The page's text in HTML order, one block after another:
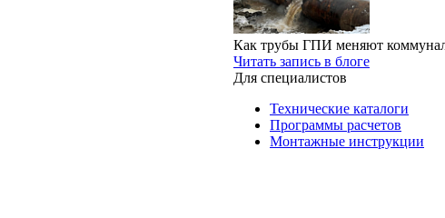
Как трубы ГПИ меняют
Читать запись в блоге
Для специалистов
Технические каталоги
Программы расчетов
Монтажные инструкции